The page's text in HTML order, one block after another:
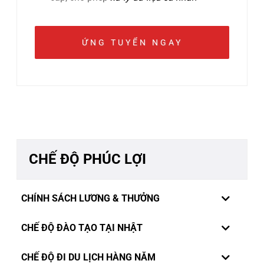
CHẾ ĐỘ PHÚC LỢI
CHÍNH SÁCH LƯƠNG & THƯỞNG
CHẾ ĐỘ ĐÀO TẠO TẠI NHẬT
CHẾ ĐỘ ĐI DU LỊCH HÀNG NĂM